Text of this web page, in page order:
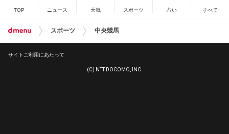
TOP ニュース 天気 スポーツ 占い すべて
スポーツ 中央競馬
サイトご利用にあたって
(C) NTT DOCOMO, INC.